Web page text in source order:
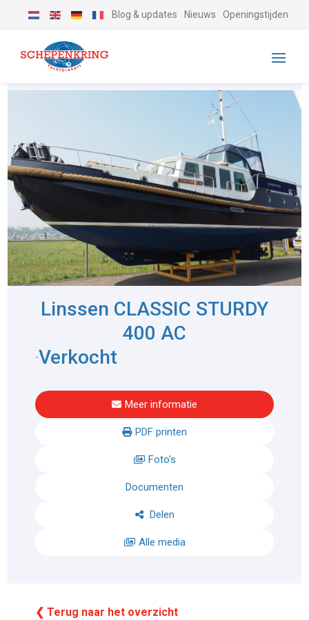
Blog & updates Nieuws Openingstijden
Linssen CLASSIC STURDY
400 AC
-Verkocht
Meer informatie
PDF printen
Foto's
Documenten
Delen
Alle media
❮ Terug naar het overzicht